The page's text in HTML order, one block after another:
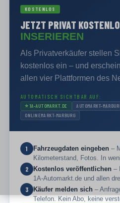
KOSTENLOS
JETZT PRIVAT
INSERIEREN
Als Privatverkäufer stellen
kostenlos ein – und
allen vier Plattformen des
AUTOMATISCH SICHTBAR AUF:
⭐ 1A-AUTOMARKT.DE AUTOMARKT-
ONLINEMARKT-MARBURG
1 Fahrzeugdaten eingeben –
Kilometerstand, Fotos. In
2 Kostenlos veröffentlichen –
1A-Automarkt.de und allen
3 Käufer melden sich –
Telefon. Kein Abo, keine